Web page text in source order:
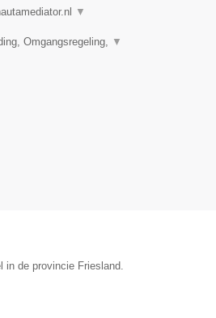
▼
Omgangsregeling, ▼
in de provincie Friesland.